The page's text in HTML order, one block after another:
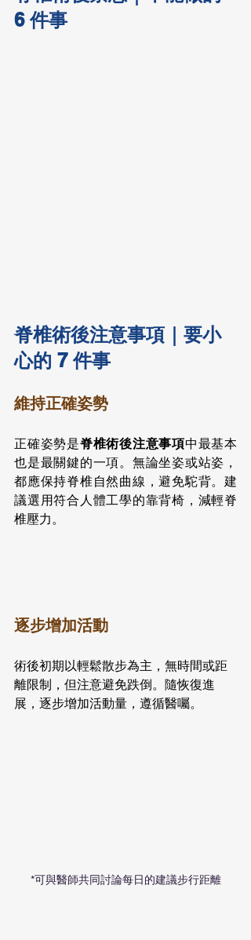
6 件事
脊椎術後注意事項｜要小
心的 7 件事
維持正確姿勢
正確姿勢是脊椎術後注意事項中最基本
也是最關鍵的一項。無論坐姿或站姿，
都應保持脊椎自然曲線，避免駝背。建
議選用符合人體工學的靠背椅，減輕脊
椎壓力。
逐步增加活動
術後初期以輕鬆散步為主，無時間或距
離限制，但注意避免跌倒。隨恢復進
展，逐步增加活動量，遵循醫囑。
*可與醫師共同討論每日的建議步行距離